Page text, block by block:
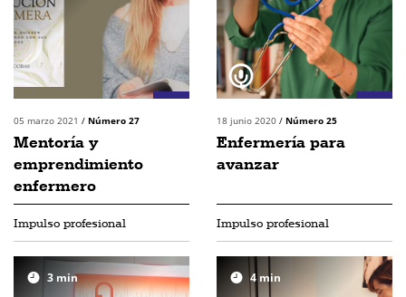
05 marzo 2021 / Número 27
Mentoría y
emprendimiento
enfermero
18 junio 2020 / Número 25
Enfermería para
avanzar
Impulso profesional
3 min
Impulso profesional
4min